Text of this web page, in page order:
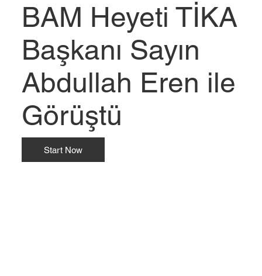
BAM Heyeti TİKA
Başkanı Sayın
Abdullah Eren ile
Görüştü
Start Now